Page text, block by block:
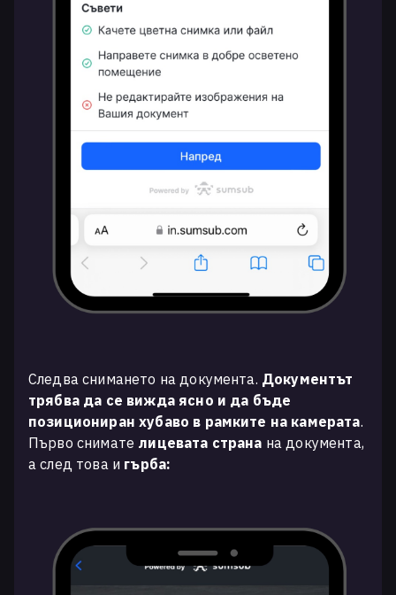
Следва снимането на документа. Документът
трябва да се вижда ясно и да бъде
позициониран хубаво в рамките на камерата.
Първо снимате лицевата страна на документа,
а след това и гърба: